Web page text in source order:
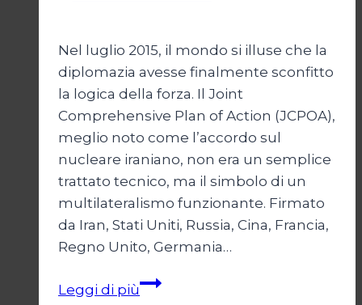
Nel luglio 2015, il mondo si illuse che la
diplomazia avesse finalmente sconfitto
la logica della forza. Il Joint
Comprehensive Plan of Action (JCPOA),
meglio noto come l’accordo sul
nucleare iraniano, non era un semplice
trattato tecnico, ma il simbolo di un
multilateralismo funzionante. Firmato
da Iran, Stati Uniti, Russia, Cina, Francia,
Regno Unito, Germania…
Leggi di piùJCPOA,